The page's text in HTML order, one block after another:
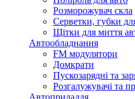
Розморожувач скла
Серветки, губки
Щітки для миття
Автообладнання
FM модулятори
Домкрати
Пускозарядні та
Розгалужувачі та
Автоприладдя